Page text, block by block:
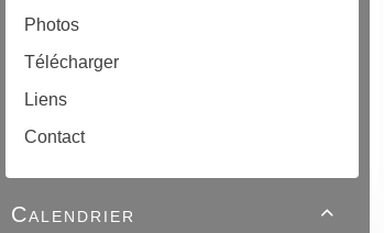
Photos
Télécharger
Liens
Contact

Calendrier